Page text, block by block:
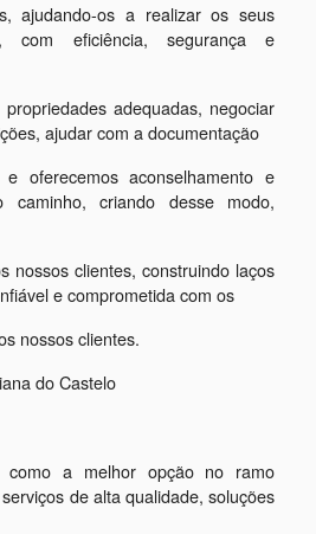
ajudando-os a realizaros seus
com eficiência, segurança e
adequadas, negociar
ajudar com a documentação
e oferecemos aconselhamento e
criando desse modo,
nossos clientes, construindo laços
e comprometida com os
nossos clientes.
do Castelo
como a melhor opção no ramo
de alta qualidade, soluções